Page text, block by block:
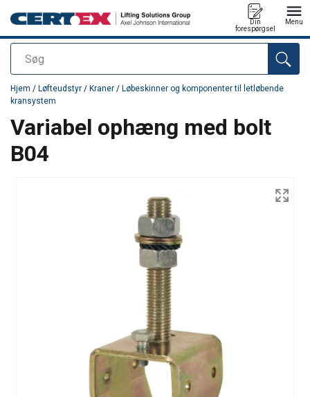
Søg
Din
forespørgsel
Menu
Produktet blev tilføjet til din forespørgsel
Hjem / Løfteudstyr / Kraner / Løbeskinner og komponenter til letløbende
kransystem
Variabel ophæng med bolt
B04